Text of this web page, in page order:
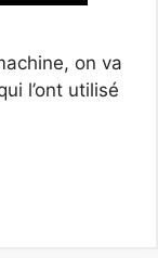
on va
l’ont utilisé